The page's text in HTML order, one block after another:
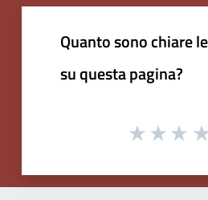
Quanto sono chiare
su questa pagina?